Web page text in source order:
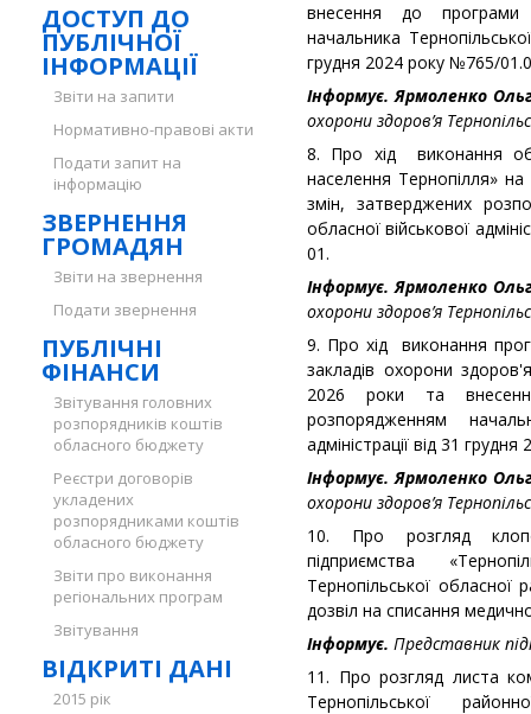
ДОСТУП ДО
ПУБЛІЧНОЇ
ІНФОРМАЦІЇ
Звіти на запити
Нормативно-правові акти
Подати запит на
інформацію
ЗВЕРНЕННЯ
ГРОМАДЯН
Звіти на звернення
Подати звернення
ПУБЛІЧНІ
ФІНАНСИ
Звітування головних
розпорядників коштів
обласного бюджету
Реєстри договорів
укладених
розпорядниками коштів
обласного бюджету
Звіти про виконання
регіональних програм
Звітування
ВІДКРИТІ ДАНІ
2015 рік
внесення до програми
начальника
грудня 2024 року №765/
Інформує. Ярмоленко
охорони здоров’я
8. Про хід виконання
населення Тернопілля»
змін, затверджених
обласної військової
01.
Інформує. Ярмоленко
охорони здоров’я
9. Про хід виконання
закладів охорони
2026 роки та
розпорядженням
адміністрації від 31
Інформує. Ярмоленко
охорони здоров’я
10. Про розгляд
підприємства
Тернопільської
дозвіл на списання
Інформує. Представник
11. Про розгляд листа
Тернопільської